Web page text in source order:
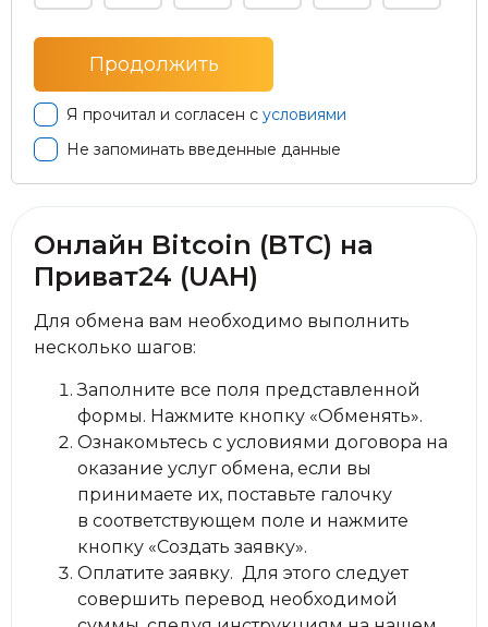
Я прочитал и согласен с условиями
Не запоминать введенные данные
Онлайн Bitcoin (BTC) на
Приват24 (UAH)
Для обмена вам необходимо выполнить
несколько шагов:
Заполните все поля представленной
формы. Нажмите кнопку «Обменять».
Ознакомьтесь с условиями договора на
оказание услуг обмена, если вы
принимаете их, поставьте галочку
в соответствующем поле и нажмите
кнопку «Создать заявку».
Оплатите заявку. Для этого следует
совершить перевод необходимой